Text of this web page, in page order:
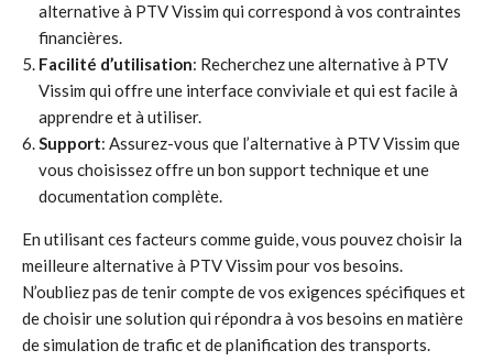
alternative à PTV Vissim qui correspond à vos contraintes
financières.
Facilité d’utilisation: Recherchez une alternative à PTV
Vissim qui offre une interface conviviale et qui est facile à
apprendre et à utiliser.
Support: Assurez-vous que l’alternative à PTV Vissim que
vous choisissez offre un bon support technique et une
documentation complète.
En utilisant ces facteurs comme guide, vous pouvez choisir la
meilleure alternative à PTV Vissim pour vos besoins.
N’oubliez pas de tenir compte de vos exigences spécifiques et
de choisir une solution qui répondra à vos besoins en matière
de simulation de trafic et de planification des transports.